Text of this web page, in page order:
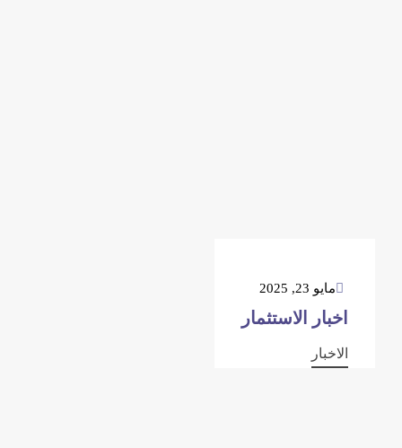
مايو 23, 2025
اخبار الاستثمار
الاخبار